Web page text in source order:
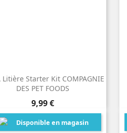
Litière Starter Kit COMPAGNIE
DES PET FOODS
Prix
9,99 €
Disponible en magasin